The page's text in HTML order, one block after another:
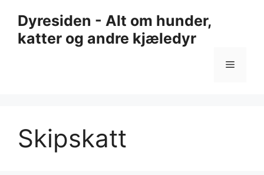
innhold
Dyresiden - Alt om hunder,
katter og andre kjæledyr
Meny
Skipskatt